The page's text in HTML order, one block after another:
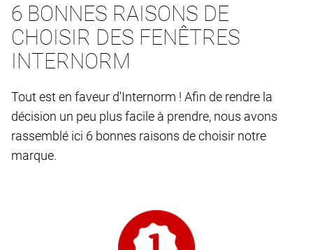
6 BONNES RAISONS DE
CHOISIR DES FENÊTRES
INTERNORM
Tout est en faveur d'Internorm ! Afin de rendre la
décision un peu plus facile à prendre, nous avons
rassemblé ici 6 bonnes raisons de choisir notre
marque.